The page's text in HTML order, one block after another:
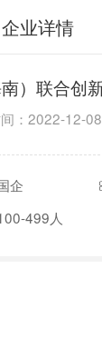
企业详情
：2022-12-08
企
499人